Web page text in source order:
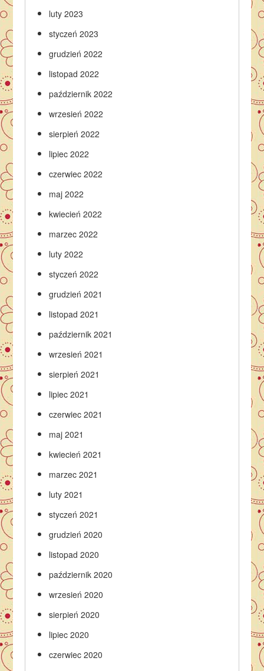
luty 2023
styczeń 2023
grudzień 2022
listopad 2022
październik 2022
wrzesień 2022
sierpień 2022
lipiec 2022
czerwiec 2022
maj 2022
kwiecień 2022
marzec 2022
luty 2022
styczeń 2022
grudzień 2021
listopad 2021
październik 2021
wrzesień 2021
sierpień 2021
lipiec 2021
czerwiec 2021
maj 2021
kwiecień 2021
marzec 2021
luty 2021
styczeń 2021
grudzień 2020
listopad 2020
październik 2020
wrzesień 2020
sierpień 2020
lipiec 2020
czerwiec 2020